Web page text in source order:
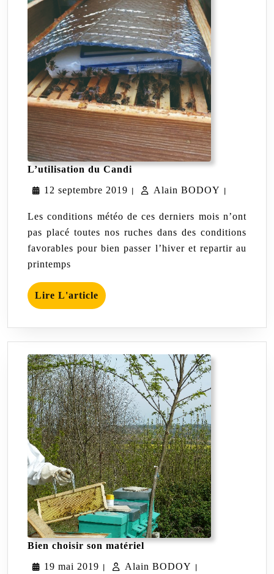
L’utilisation du CandiL’utilisation
Candi
12 septembre 2019 12
| Alain BODOY Alain
|
Les conditions météo de ces derniers mois n’ont
pas placé toutes nos ruches dans des conditions
favorables pour bien passer l’hiver et repartir au
printemps
Lire L'article Lire
L'article
Bien choisir son matérielBien
son
19 mai 2019 19
| Alain BODOY Alain
|